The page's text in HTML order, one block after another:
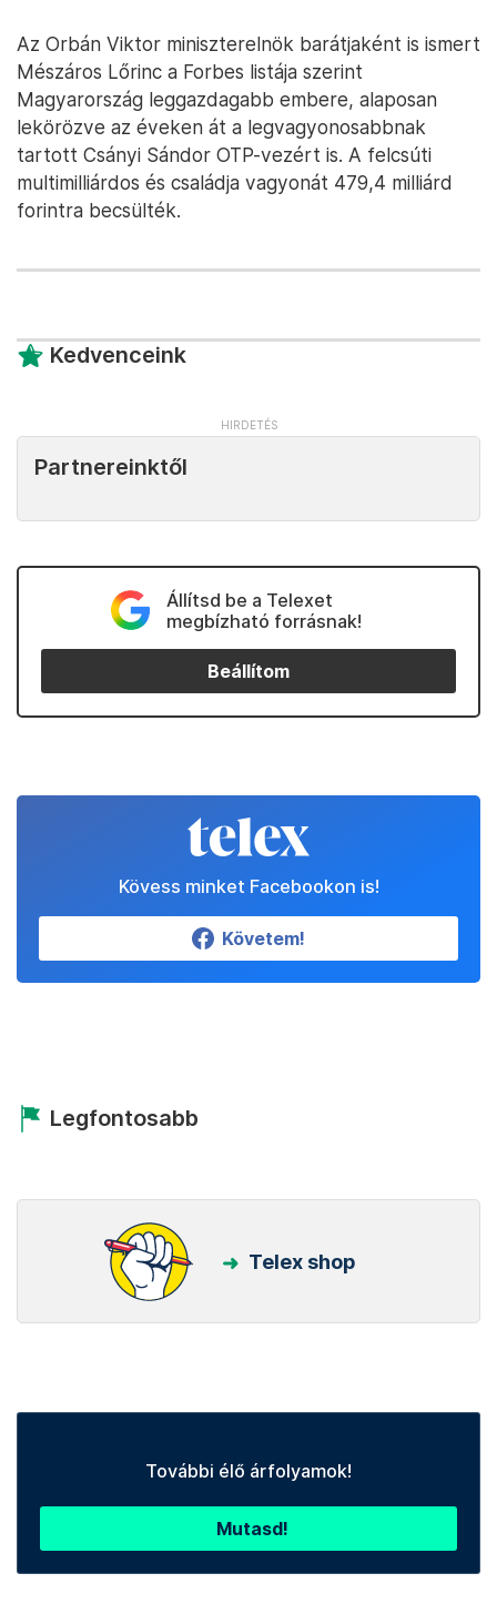
Az Orbán Viktor miniszterelnök barátjaként is ismert
Mészáros Lőrinc a Forbes listája szerint
Magyarország leggazdagabb embere, alaposan
lekörözve az éveken át a legvagyonosabbnak
tartott Csányi Sándor OTP-vezért is. A felcsúti
multimilliárdos és családja vagyonát 479,4 milliárd
forintra becsülték.
Kedvenceink
Partnereinktől
Állítsd be a Telexet
megbízható forrásnak!
Beállítom
Kövess minket Facebookon is!
Követem!
Legfontosabb
Telex shop
További élő árfolyamok!
Mutasd!